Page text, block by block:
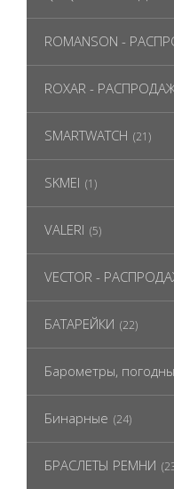
ROMANSON -
ROXAR -
SMARTWATCH (21)
SKMEI (1)
VALERI (5)
VECTOR -
БАТАРЕЙКИ (22)
Барометры,
Бинарные (24)
БРАСЛЕТЫ РЕМНИ